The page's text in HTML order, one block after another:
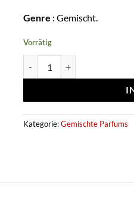
Genre : Gemischt.
Vorrätig
Kategorie:Gemischte Parfums